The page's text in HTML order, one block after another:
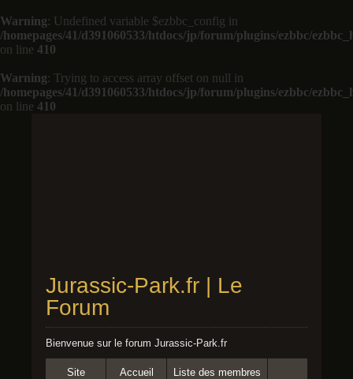
Warning: Undefined variable $ezbbc_config in
/homepages/41/d391060533/htdocs/jp/forum/plugins/ezbbc/
on line 410
Warning: Trying to access array offset on null in
/homepages/41/d391060533/htdocs/jp/forum/plugins/ezbbc/
on line 410
Jurassic-Park.fr | Le
Forum
Bienvenue sur le forum Jurassic-Park.fr
Site Accueil Liste des membres